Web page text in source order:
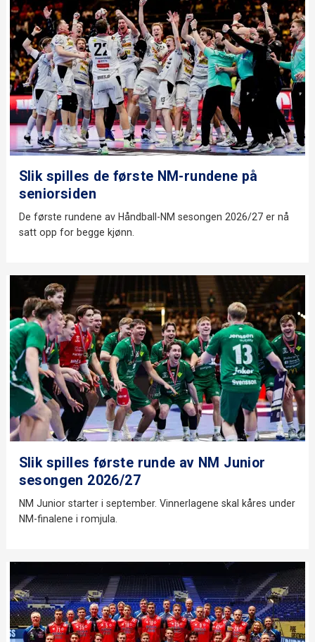
Slik spilles de første NM-rundene på
seniorsiden
De første rundene av Håndball-NM sesongen 2026/27 er nå
satt opp for begge kjønn.
Slik spilles første runde av NM Junior
sesongen 2026/27
NM Junior starter i september. Vinnerlagene skal kåres under
NM-finalene i romjula.